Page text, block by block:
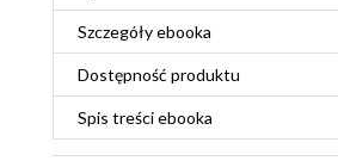
Szczegółyebooka
Dostępność produktu
Spis treściebooka